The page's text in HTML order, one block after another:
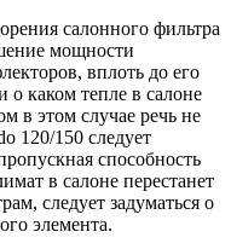
салонного фильтра
мощности
вплоть до его
о каком тепле в салоне
в этом случае речь не
120/150 следует
способность
в салоне перестанет
следует задуматься о
элемента.